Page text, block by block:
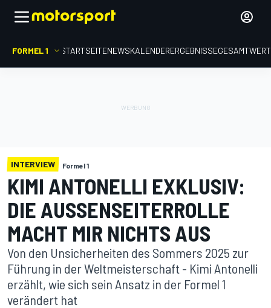
FORMEL 1 STARTSEITENEWSKALENDERERGEBNISSE
INTERVIEW Formel 1
KIMI ANTONELLI EXKLUSIV:
DIE AUSSENSEITERROLLE M
ACHT MIR NICHTS AUS
Von den Unsicherheiten des Sommers 2025 zur
Führung in der Weltmeisterschaft - Kimi Antonelli
erzählt, wie sich sein Ansatz in der Formel 1
verändert hat